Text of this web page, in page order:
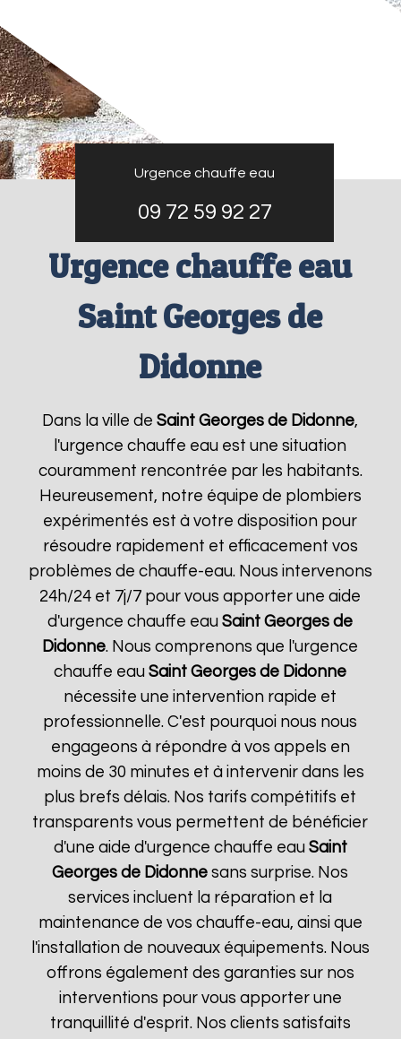
Urgence chauffe eau
09 72 59 92 27
Urgence chauffe eau
Saint Georges de
Didonne
Dans la ville deSaint Georges de Didonne,
l'urgence chauffe eau est une situation
couramment rencontrée par les habitants.
Heureusement, notre équipe de plombiers
expérimentés est à votre disposition pour
résoudre rapidement et efficacement vos
problèmes de chauffe-eau. Nous intervenons
24h/24 et 7j/7 pour vous apporter une aide
d'urgence chauffe eauSaint Georges de
Didonne. Nous comprenons que l'urgence
chauffe eauSaint Georges de Didonne
nécessite une intervention rapide et
professionnelle. C'est pourquoi nous nous
engageons à répondre à vos appels en
moins de 30 minutes et à intervenir dans les
plus brefs délais. Nos tarifs compétitifs et
transparents vous permettent de bénéficier
d'une aide d'urgence chauffe eau Saint
Georges de Didonne sans surprise. Nos
services incluent la réparation et la
maintenance de vos chauffe-eau, ainsi que
l'installation de nouveaux équipements. Nous
offrons également des garanties sur nos
interventions pour vous apporter une
tranquillité d'esprit. Nos clients satisfaits